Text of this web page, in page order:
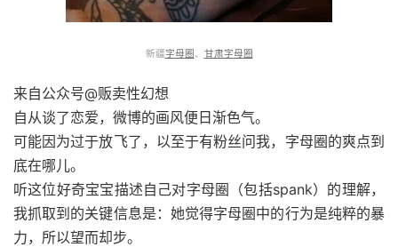
新疆字母圈、 甘肃字母圈
来自公众号@贩卖性幻想
自从谈了恋爱，微博的画风便日渐色气。
可能因为过于放飞了，以至于有粉丝问我，字母圈的爽点到
底在哪儿。
听这位好奇宝宝描述自己对字母圈（包括spank）的理解，
我抓取到的关键信息是：她觉得字母圈中的行为是纯粹的暴
力，所以望而却步。